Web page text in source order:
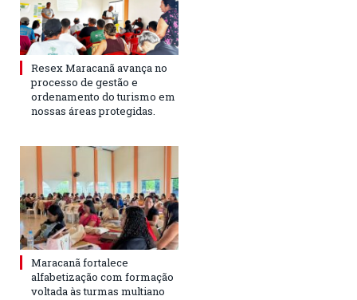
Resex Maracanã avança no
processo de gestão e
ordenamento do turismo em
nossas áreas protegidas.
Maracanã fortalece
alfabetização com formação
voltada às turmas multiano